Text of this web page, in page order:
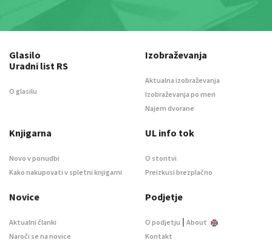
Glasilo
Uradni list RS
O glasilu
Izobraževanja
Aktualna izobraževanja
Izobraževanja po meri
Najem dvorane
Knjigarna
Novo v ponudbi
Kako nakupovati v spletni knjigarni
UL info tok
O storitvi
Preizkusi brezplačno
Novice
Aktualni članki
Naroči se na novice
Podjetje
O podjetju | About
Kontakt